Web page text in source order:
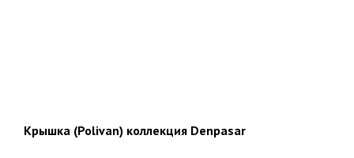
Крышка (Polivan) коллекция Denpasar